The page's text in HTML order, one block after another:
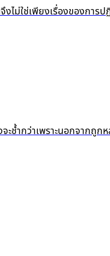
ใช่เพียงเรื่องของกา
จะช้ำกว่าเพราะนอกจ